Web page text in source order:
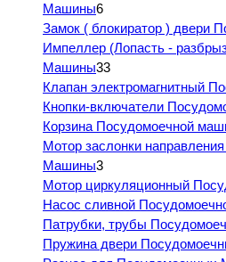
Машины6
Замок ( блокиратор ) двери
Импеллер (Лопасть -
Машины33
Клапан электромагнитный
Кнопки-включатели
Корзина Посудомоечной
Мотор заслонки
Машины3
Мотор циркуляционный
Насос сливной
Патрубки, трубы
Пружина двери